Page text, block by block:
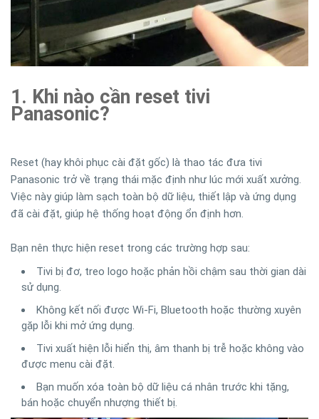
1. Khi nào cần reset tivi
Panasonic?
Reset (hay khôi phục cài đặt gốc) là thao tác đưa tivi
Panasonic trở về trạng thái mặc định như lúc mới xuất xưởng.
Việc này giúp làm sạch toàn bộ dữ liệu, thiết lập và ứng dụng
đã cài đặt, giúp hệ thống hoạt động ổn định hơn.
Bạn nên thực hiện reset trong các trường hợp sau:
Tivi bị đơ, treo logo hoặc phản hồi chậm sau thời gian dài
sử dụng.
Không kết nối được Wi-Fi, Bluetooth hoặc thường xuyên
gặp lỗi khi mở ứng dụng.
Tivi xuất hiện lỗi hiển thị, âm thanh bị trễ hoặc không vào
được menu cài đặt.
Bạn muốn xóa toàn bộ dữ liệu cá nhân trước khi tặng,
bán hoặc chuyển nhượng thiết bị.